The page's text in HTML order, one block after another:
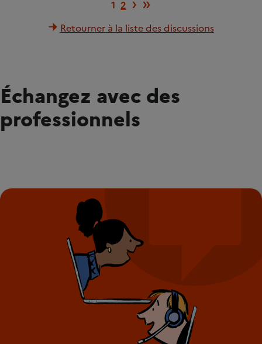
1 2
Retourner à la liste des discussions
Échangez avec des
professionnels